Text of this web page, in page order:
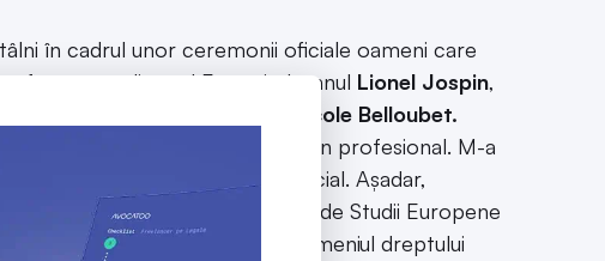
în cadrul unor ceremonii oficiale oameni care
, fost președinte al Franței, domnul Lionel Jospin,
Nicole Belloubet.
pe plan personal, cât și pe plan profesional. M-a
dreptul constituțional, în special. Așadar,
Juridic Franco-Român de Studii Europene
să aibă ulterior o carieră în domeniul dreptului